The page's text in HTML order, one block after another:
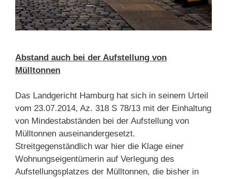
Abstand auch bei der Aufstellung von
Mülltonnen
Das Landgericht Hamburg hat sich in seinem Urteil
vom 23.07.2014, Az. 318 S 78/13 mit der Einhaltung
von Mindestabständen bei der Aufstellung von
Mülltonnen auseinandergesetzt.
Streitgegenständlich war hier die Klage einer
Wohnungseigentümerin auf Verlegung des
Aufstellungsplatzes der Mülltonnen, die bisher in